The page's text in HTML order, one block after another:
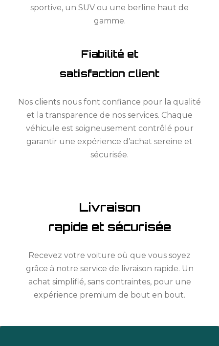
sportive, un SUV ou une berline haut de
gamme.
Fiabilité et
satisfaction client
Nos clients nous font confiance pour la qualité
et la transparence de nos services. Chaque
véhicule est soigneusement contrôlé pour
garantir une expérience d’achat sereine et
sécurisée.
Livraison
rapide et sécurisée
Recevez votre voiture où que vous soyez
grâce à notre service de livraison rapide. Un
achat simplifié, sans contraintes, pour une
expérience premium de bout en bout.